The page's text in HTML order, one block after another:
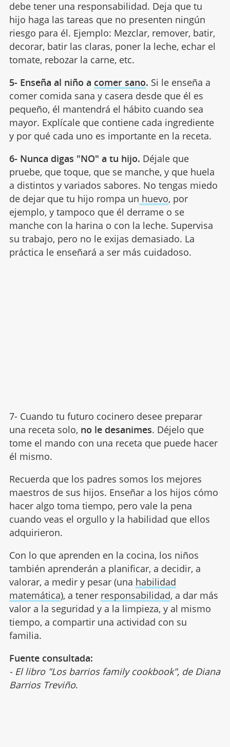
debe tener una responsabilidad. Deja que tu
hijo haga las tareas que no presenten ningún
riesgo para él. Ejemplo: Mezclar, remover, batir,
decorar, batir las claras, poner la leche, echar el
tomate, rebozar la carne, etc.
5- Enseña al niño a comer sano. Si le enseña a
comer comida sana y casera desde que él es
pequeño, él mantendrá el hábito cuando sea
mayor. Explícale que contiene cada ingrediente
y por qué cada uno es importante en la receta.
6- Nunca digas "NO" a tu hijo. Déjale que
pruebe, que toque, que se manche, y que huela
a distintos y variados sabores. No tengas miedo
de dejar que tu hijo rompa un huevo, por
ejemplo, y tampoco que él derrame o se
manche con la harina o con la leche. Supervisa
su trabajo, pero no le exijas demasiado. La
práctica le enseñará a ser más cuidadoso.
7- Cuando tu futuro cocinero desee preparar
una receta solo, no le desanimes. Déjelo que
tome el mando con una receta que puede hacer
él mismo.
Recuerda que los padres somos los mejores
maestros de sus hijos. Enseñar a los hijos cómo
hacer algo toma tiempo, pero vale la pena
cuando veas el orgullo y la habilidad que ellos
adquirieron.
Con lo que aprenden en la cocina, los niños
también aprenderán a planificar, a decidir, a
valorar, a medir y pesar (una habilidad
matemática), a tener responsabilidad, a dar más
valor a la seguridad y a la limpieza, y al mismo
tiempo, a compartir una actividad con su
familia.
Fuente consultada:
- El libro "Los barrios family cookbook", de Diana
Barrios Treviño.